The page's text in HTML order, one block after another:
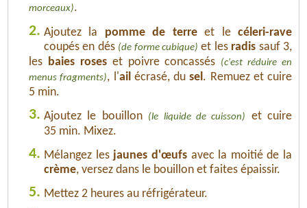
morceaux).
2. Ajoutez la pomme de terreet lecéleri-rave
coupés en dés (de forme cubique) et les radis sauf 3,
les baies roseset poivre concassés (c'est réduire en
menus fragments), l'ail écrasé, dusel . Remuez et cuire
5 min.
3. Ajoutez le bouillon (le liquide de cuisson)
et cuire
35 min. Mixez.
4. Mélangez les jaunes d'œufsavec la moitié de la
crème, versez dans le bouillon et faites épaissir.
5. Mettez 2 heures au réfrigérateur.